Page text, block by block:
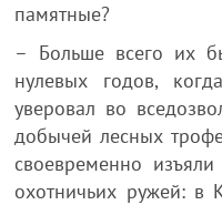
памятные?
– Больше всего их
нулевых годов,
уверовал во
добычей лесных
своевременно
охотничьих ружей: в